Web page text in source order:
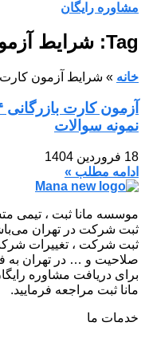
مشاوره رایگان
Tag: شرایط آزمون کارت بازرگانی
خانه » شرایط آزمون کارت
نمونه سوالات
18 فروردین 1404
ادامه مطلب »
موسسه مانا ثبت ، تیمی
ثبت شرکت در تهران
ثبت شرکت ، تغییرات
صلاحیت و … در تهران به
برای دریافت مشاوره
مانا ثبت مراجعه فرمایید.
خدمات ما